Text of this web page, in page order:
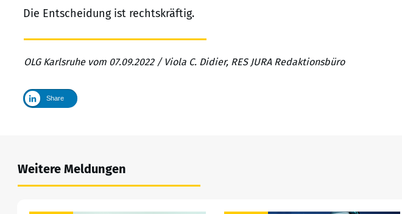
Die Entscheidung ist rechtskräftig.
OLG Karlsruhe vom 07.09.2022 / Viola C. Didier, RES JURA Redaktionsbüro
Share
Weitere Meldungen